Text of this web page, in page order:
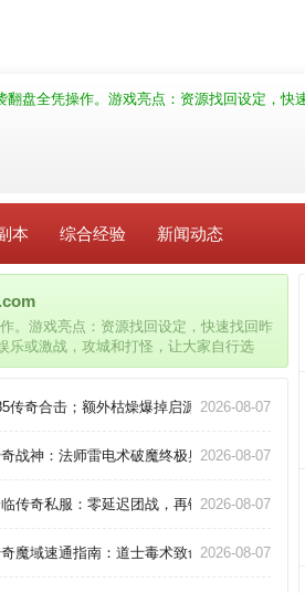
盘全凭操作。游戏亮点：资源找回设定，
本 综合经验 新闻动态
。游戏亮点：资源找回设定，快速找回昨
乐或激战，攻城和打怪，让大家自行选
传奇合击；额外枯燥爆掉启源戒指(暗淡)？
2026-08-07
战神：法师雷电术破魔终极奥义！2026-08-07
传奇私服：零延迟团战，再铸皇城辉煌！
2026-08-07
魔域速通指南：道士毒术致命叠加技巧！
2026-08-07